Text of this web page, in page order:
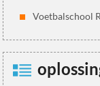
Voetbalschool